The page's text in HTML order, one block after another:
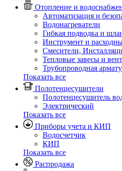
Отопление и
Автоматизация и
Водонагреватели
Гибкая подводка и
Инструмент и
Смесители,
Тепловые завесы и
Трубопроводная
Показать все
Полотенцесушители
Полотенцесушитель
Электрический
Показать все
Приборы учета и КИП
Водосчетчик
КИП
Показать все
Распродажа